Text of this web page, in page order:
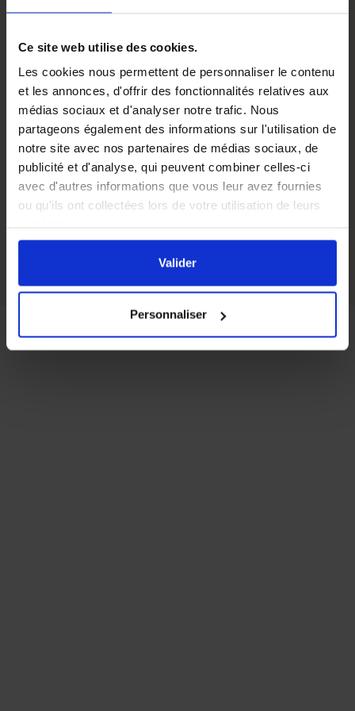
Ce site web utilise des cookies.
Les cookies nous permettent de personnaliser le contenu
et les annonces, d'offrir des fonctionnalités relatives aux
médias sociaux et d'analyser notre trafic. Nous
partageons également des informations sur l'utilisation de
notre site avec nos partenaires de médias sociaux, de
publicité et d'analyse, qui peuvent combiner celles-ci
avec d'autres informations que vous leur avez fournies
ou qu'ils ont collectées lors de votre utilisation de leurs
En cliquant sur le boutonValidervous acceptez
l'ensemble des cookies de notre site ainsi que ceux de
nos partenaires. Vous pouvez également choisir les
Valider
Personnaliser
cet outil, la fonte de la cire est sans brûlure, simple et
Précautions d'usage
Attention, n’oubliez pas d’ajouter de l’eau pour ne pas
abîmer votre fondoir.
Matière Acier inoxydable
Hauteur 130 mm